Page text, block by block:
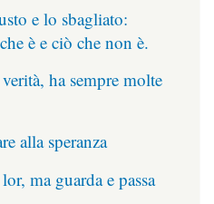
e lo sbagliato:
è e ciò che non è.
ha sempre molte
alla speranza
ma guarda e passa